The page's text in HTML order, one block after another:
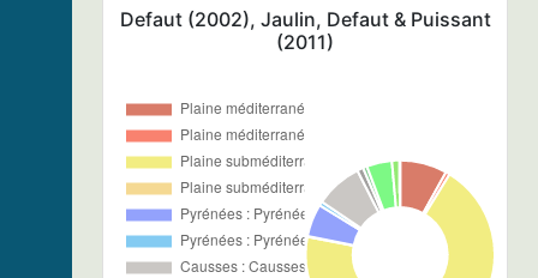
Defaut (2002), Jaulin, Defaut & Puissant
(2011)